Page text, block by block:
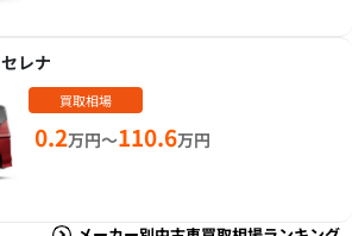
セレナ
買取相場
0.2万円～110.6万円